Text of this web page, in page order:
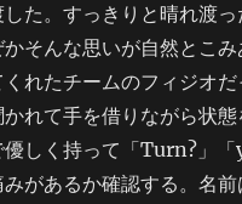
た。すっきりと晴れ渡
かそんな思いが自然とこ
くれたチームのフィジオ
れて手を借りながら状
しく持って「Turn?」
みがあるか確認する。名